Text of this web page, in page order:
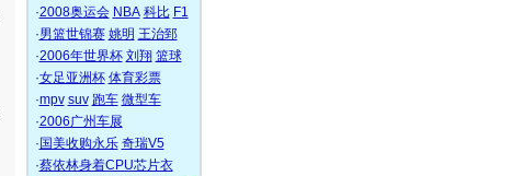
·2008奥运会 NBA 科比 F1
·男篮世锦赛 姚明 王治郅
·2006年世界杯 刘翔 篮球
·女足亚洲杯 体育彩票
·mpv suv 跑车 微型车
·2006广州车展
· 国美收购永乐 奇瑞V5
·蔡依林身着CPU芯片衣